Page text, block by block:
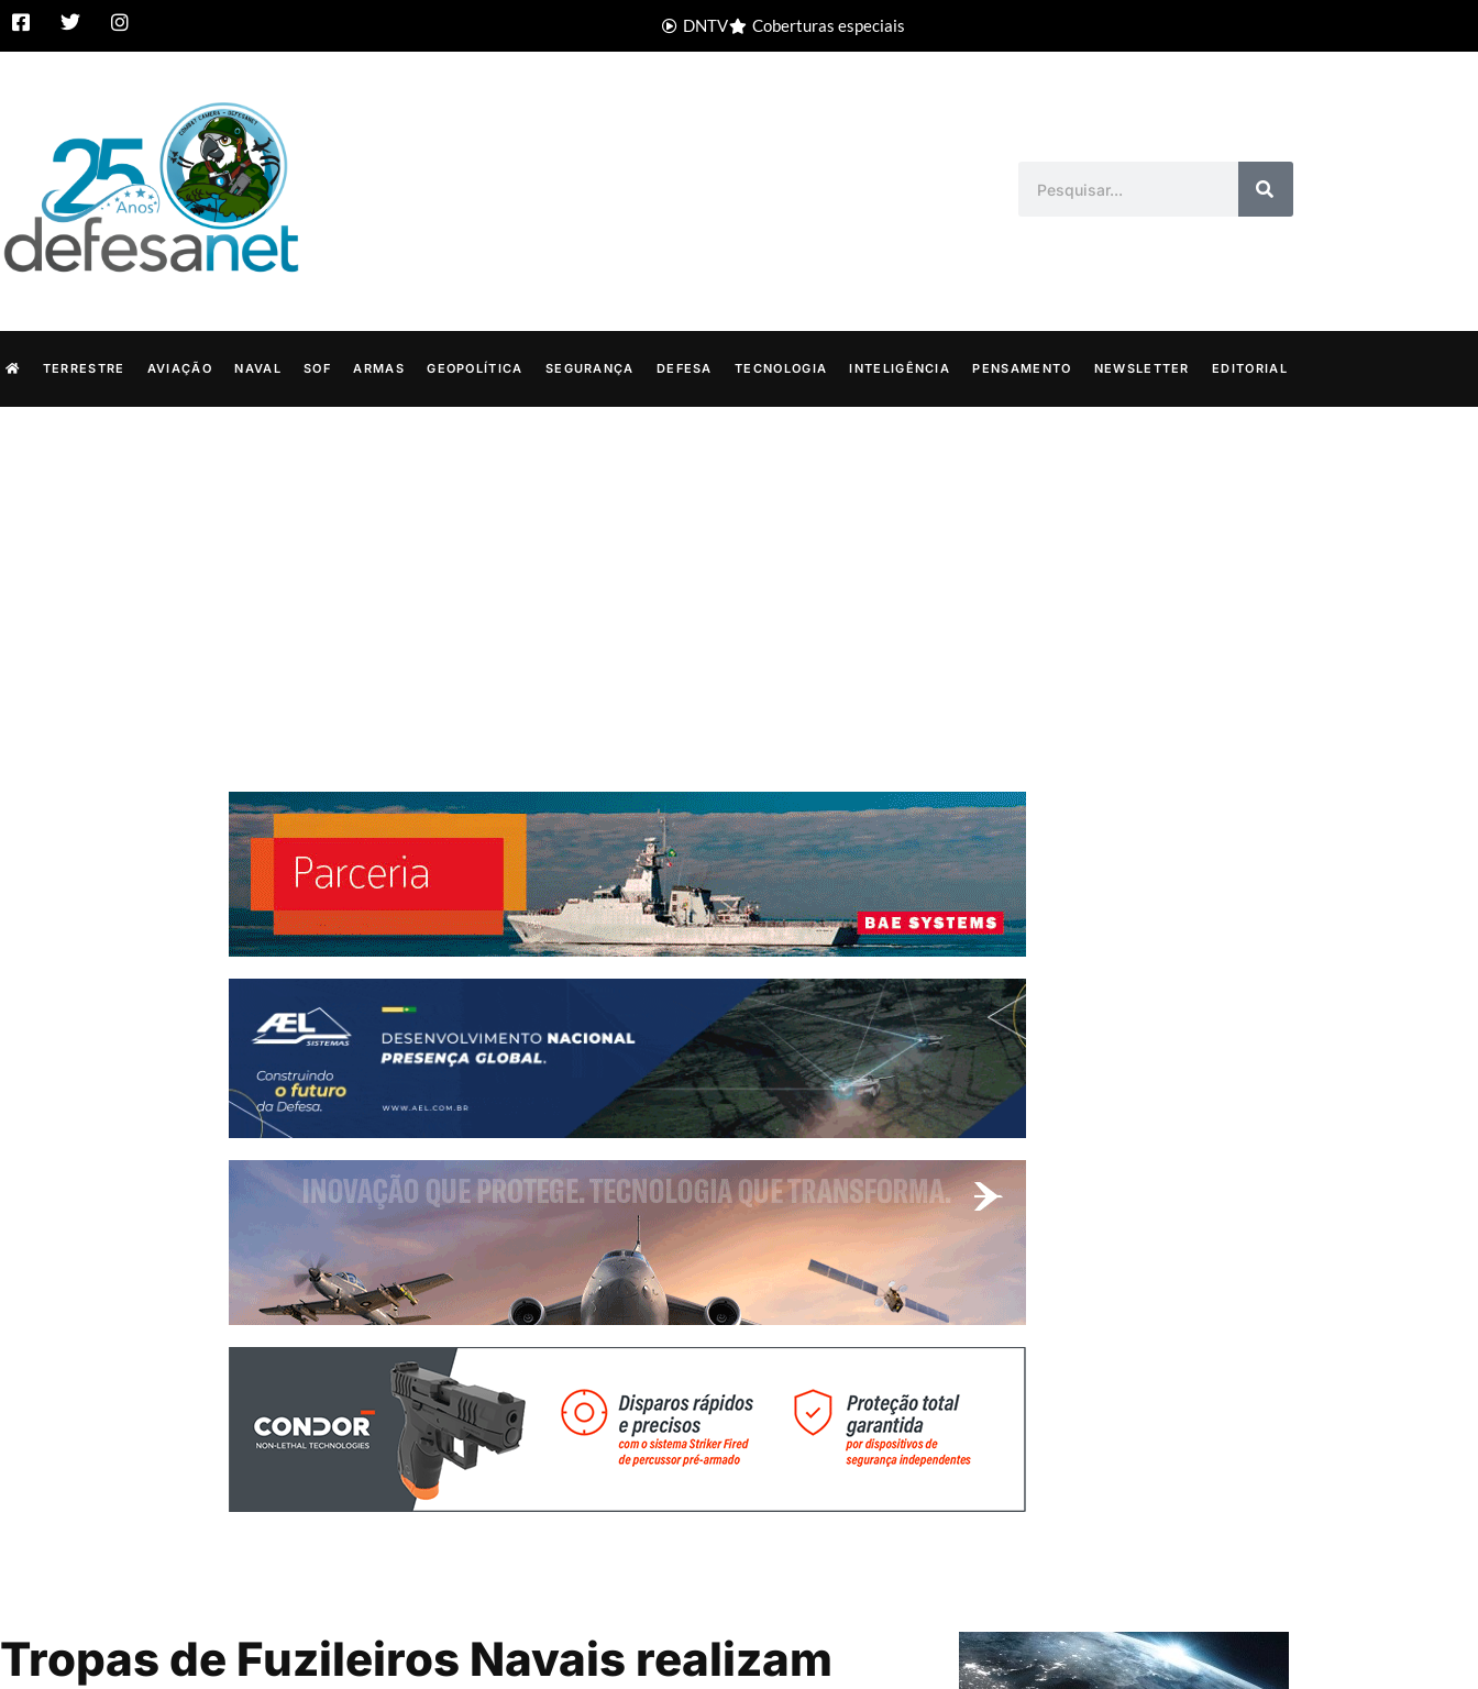
DNTV Coberturas especiais
TERRESTRE AVIAÇÃO NAVAL SOF ARMAS GEOPOLÍTICA SEGURANÇA DEFESA TECNOLOGIA INTELIGÊNCIA PENSAMENTO NEWSLETTER EDITORIAL
Tropas de Fuzileiros Navais realizam